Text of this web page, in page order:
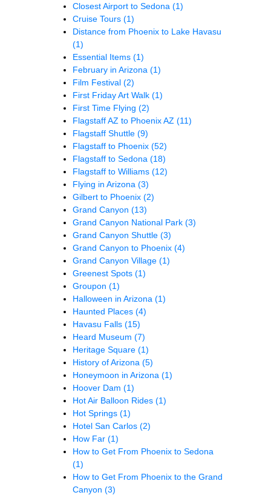
Closest Airport to Sedona (1)
Cruise Tours (1)
Distance from Phoenix to Lake Havasu
(1)
Essential Items (1)
February in Arizona (1)
Film Festival (2)
First Friday Art Walk (1)
First Time Flying (2)
Flagstaff AZ to Phoenix AZ (11)
Flagstaff Shuttle (9)
Flagstaff to Phoenix (52)
Flagstaff to Sedona (18)
Flagstaff to Williams (12)
Flying in Arizona (3)
Gilbert to Phoenix (2)
Grand Canyon (13)
Grand Canyon National Park (3)
Grand Canyon Shuttle (3)
Grand Canyon to Phoenix (4)
Grand Canyon Village (1)
Greenest Spots (1)
Groupon (1)
Halloween in Arizona (1)
Haunted Places (4)
Havasu Falls (15)
Heard Museum (7)
Heritage Square (1)
History of Arizona (5)
Honeymoon in Arizona (1)
Hoover Dam (1)
Hot Air Balloon Rides (1)
Hot Springs (1)
Hotel San Carlos (2)
How Far (1)
How to Get From Phoenix to Sedona
(1)
How to Get From Phoenix to the Grand
Canyon (3)